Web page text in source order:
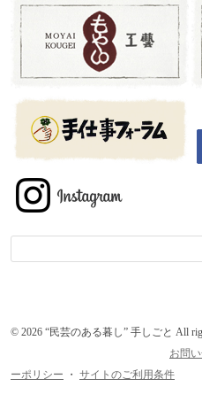
索:
© 2026 “民芸のある暮し” 手しごと All
お問
ーポリシー ・ サイトのご利用条件